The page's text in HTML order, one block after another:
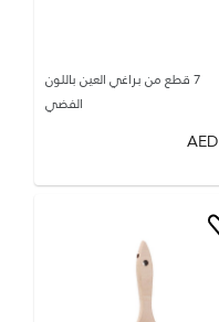
7 قطع من براغي العين باللون
الفضي
AED